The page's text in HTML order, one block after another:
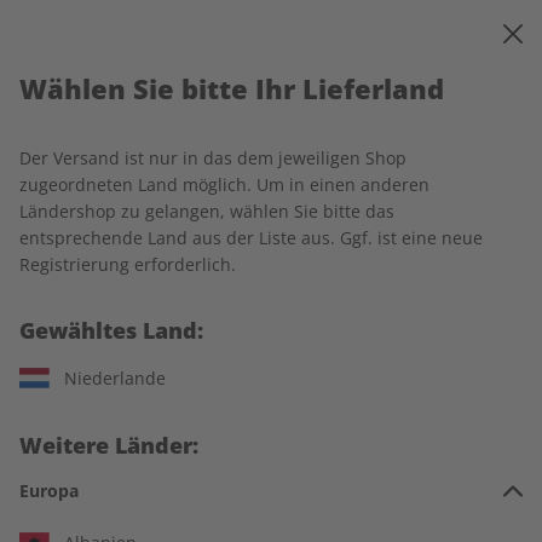
Ihr Warenkorb ist leer
Es befinden sich noch keine Artikel im Warenkorb.
Weiter einkaufen
In jeder Ausgabe spannende Einblicke und aktuelle Berichte
Wählen Sie bitte Ihr Lieferland
Der Versand ist nur in das dem jeweiligen Shop
zugeordneten Land möglich. Um in einen anderen
Ländershop zu gelangen, wählen Sie bitte das
entsprechende Land aus der Liste aus. Ggf. ist eine neue
Registrierung erforderlich.
Gewähltes Land:
Niederlande
Weitere Länder:
Europa